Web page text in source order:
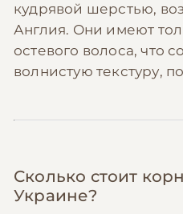
кудрявой шерстью,
Англия. Они имеют
остевого волоса, что
волнистую текстуру,
Сколько стоит
Украине?